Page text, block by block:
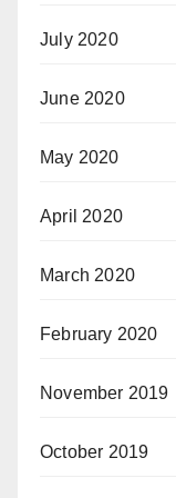
July 2020
June 2020
May 2020
April 2020
March 2020
February 2020
November 2019
October 2019